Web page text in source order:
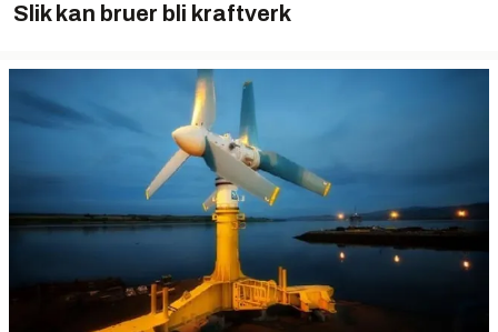
Slik kan bruer bli kraftverk